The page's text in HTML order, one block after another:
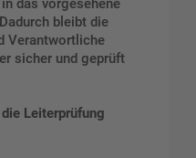
das vorgesehene
bleibt die
Verantwortliche
sicher und geprüft
Leiterprüfung